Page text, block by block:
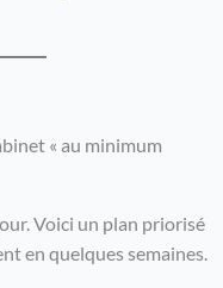
« au minimum
Voici un plan priorisé
en quelques semaines.